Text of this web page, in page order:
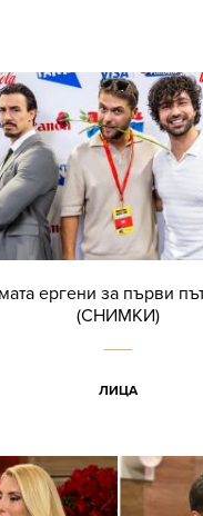
ергени за първи
(СНИМКИ)
ЛИЦА